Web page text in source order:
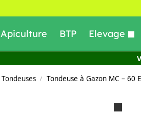
Apiculture BTP Elevage
Tondeuses / Tondeuse à Gazon MC – 60 E